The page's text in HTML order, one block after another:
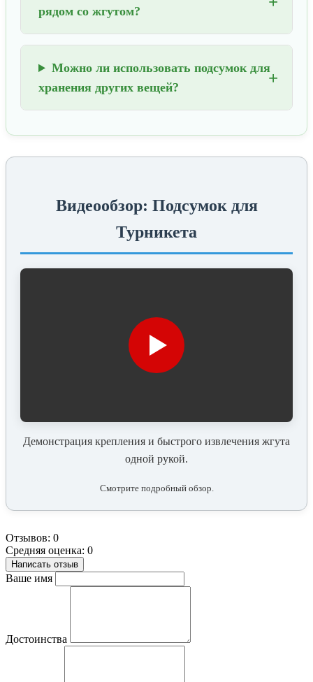
рядом со жгутом?
Можно ли использовать подсумок для
хранения других вещей?
Видеообзор: Подсумок для
Турникета
Демонстрация крепления и быстрого извлечения жгута
одной рукой.
Смотрите подробный обзор.
Отзывов: 0
Средняя оценка: 0
Написать отзыв
Ваше имя
Достоинства